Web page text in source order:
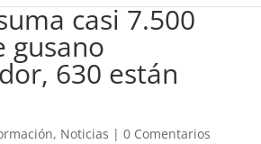
casi 7.500
gusano
630 están
, Noticias | 0 Comentarios